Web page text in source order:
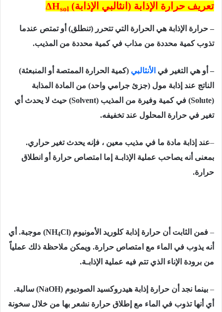
تعريف حرارة الإذابة (انثالبي الإذابة) ΔHsol
– حرارة الإذابة هي الحرارة التي تتحرر (تنطلق) أو تمتص عندما
تذوب كمیة محددة من مذاب في كمیة محددة من المذیب.
– أو هي التغير في الأنثالبي (كمية الحرارة الممتصة أو المنبعثة)
الناتج عند إذابة مول (جزئ جرامي واحد) من المادة المذابة
(Solute) في كمية وفيرة من المذيب (Solvent) حیث لا یحدث أي
تغیر في حرارة المحلول عند تخفیفه.
–عند إذابة مادة ما في مذیب معین ، فإنه یحدث تغیر حراري.
بمعنى أنه یصاحب عملیة الإذابـة إما امتصاص حرارة أو انطلاق
حرارة.
– فمن الثابت أن حرارة إذابة كلوريد الأمونيوم (NH4Cl)
موجبة. أي
أنه يذوب في الماء مع امتصاص حرارة. ويمكن ملاحظة ذلك عملياً
من برودة الإناء الذي تتم فيه عملية الإذابـة.
– بينما نجد أن حرارة إذابة هيدروكسيد الصوديوم (NaOH) سالبة.
أي أنها تذوب في الماء مع إطلاق حرارة نشعر بها من خلال سخونة